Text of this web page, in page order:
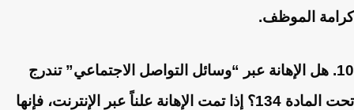
كرامة الموظف.
10. هل الإهانة عبر “وسائل التواصل الاجتماعي” تندرج
تحت المادة 134؟
إذا تمت الإهانة علناً عبر الإنترنت، فإنها